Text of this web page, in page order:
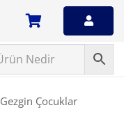
Çocuklar